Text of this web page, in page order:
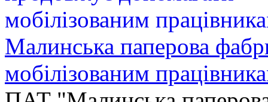
Малинська паперова
мобілізованим